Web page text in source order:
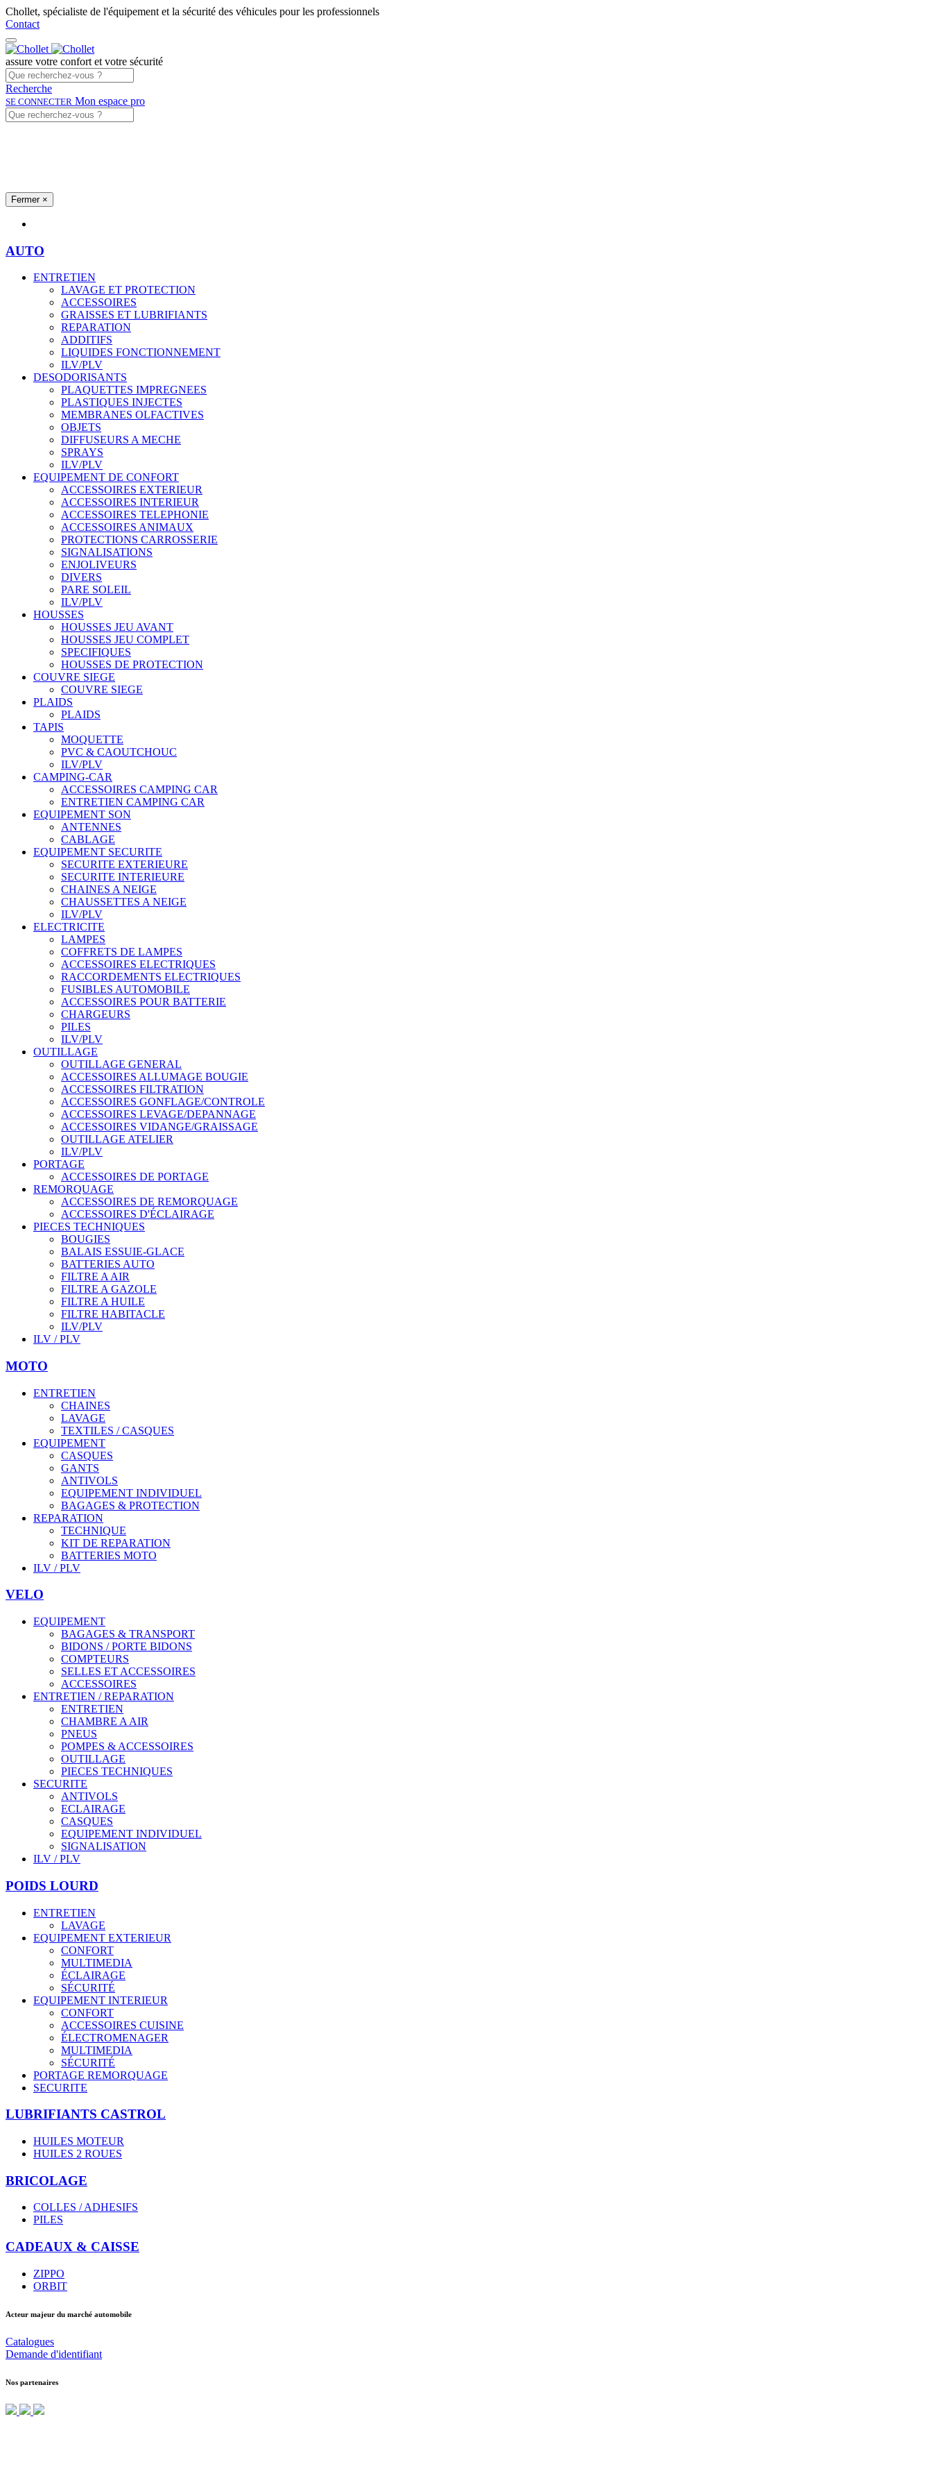
Chollet, spécialiste de l'équipement et la sécurité des véhicules pour les professionnels
Contact
assure votre confort et votre sécurité
Recherche
SE CONNECTER Mon espace pro
Fermer ×
AUTO
ENTRETIEN
LAVAGE ET PROTECTION
ACCESSOIRES
GRAISSES ET LUBRIFIANTS
REPARATION
ADDITIFS
LIQUIDES FONCTIONNEMENT
ILV/PLV
DESODORISANTS
PLAQUETTES IMPREGNEES
PLASTIQUES INJECTES
MEMBRANES OLFACTIVES
OBJETS
DIFFUSEURS A MECHE
SPRAYS
ILV/PLV
EQUIPEMENT DE CONFORT
ACCESSOIRES EXTERIEUR
ACCESSOIRES INTERIEUR
ACCESSOIRES TELEPHONIE
ACCESSOIRES ANIMAUX
PROTECTIONS CARROSSERIE
SIGNALISATIONS
ENJOLIVEURS
DIVERS
PARE SOLEIL
ILV/PLV
HOUSSES
HOUSSES JEU AVANT
HOUSSES JEU COMPLET
SPECIFIQUES
HOUSSES DE PROTECTION
COUVRE SIEGE
COUVRE SIEGE
PLAIDS
PLAIDS
TAPIS
MOQUETTE
PVC & CAOUTCHOUC
ILV/PLV
CAMPING-CAR
ACCESSOIRES CAMPING CAR
ENTRETIEN CAMPING CAR
EQUIPEMENT SON
ANTENNES
CABLAGE
EQUIPEMENT SECURITE
SECURITE EXTERIEURE
SECURITE INTERIEURE
CHAINES A NEIGE
CHAUSSETTES A NEIGE
ILV/PLV
ELECTRICITE
LAMPES
COFFRETS DE LAMPES
ACCESSOIRES ELECTRIQUES
RACCORDEMENTS ELECTRIQUES
FUSIBLES AUTOMOBILE
ACCESSOIRES POUR BATTERIE
CHARGEURS
PILES
ILV/PLV
OUTILLAGE
OUTILLAGE GENERAL
ACCESSOIRES ALLUMAGE BOUGIE
ACCESSOIRES FILTRATION
ACCESSOIRES GONFLAGE/CONTROLE
ACCESSOIRES LEVAGE/DEPANNAGE
ACCESSOIRES VIDANGE/GRAISSAGE
OUTILLAGE ATELIER
ILV/PLV
PORTAGE
ACCESSOIRES DE PORTAGE
REMORQUAGE
ACCESSOIRES DE REMORQUAGE
ACCESSOIRES D'ÉCLAIRAGE
PIECES TECHNIQUES
BOUGIES
BALAIS ESSUIE-GLACE
BATTERIES AUTO
FILTRE A AIR
FILTRE A GAZOLE
FILTRE A HUILE
FILTRE HABITACLE
ILV/PLV
ILV / PLV
MOTO
ENTRETIEN
CHAINES
LAVAGE
TEXTILES / CASQUES
EQUIPEMENT
CASQUES
GANTS
ANTIVOLS
EQUIPEMENT INDIVIDUEL
BAGAGES & PROTECTION
REPARATION
TECHNIQUE
KIT DE REPARATION
BATTERIES MOTO
ILV / PLV
VELO
EQUIPEMENT
BAGAGES & TRANSPORT
BIDONS / PORTE BIDONS
COMPTEURS
SELLES ET ACCESSOIRES
ACCESSOIRES
ENTRETIEN / REPARATION
ENTRETIEN
CHAMBRE A AIR
PNEUS
POMPES & ACCESSOIRES
OUTILLAGE
PIECES TECHNIQUES
SECURITE
ANTIVOLS
ECLAIRAGE
CASQUES
EQUIPEMENT INDIVIDUEL
SIGNALISATION
ILV / PLV
POIDS LOURD
ENTRETIEN
LAVAGE
EQUIPEMENT EXTERIEUR
CONFORT
MULTIMEDIA
ÉCLAIRAGE
SÉCURITÉ
EQUIPEMENT INTERIEUR
CONFORT
ACCESSOIRES CUISINE
ÉLECTROMENAGER
MULTIMEDIA
SÉCURITÉ
PORTAGE REMORQUAGE
SECURITE
LUBRIFIANTS CASTROL
HUILES MOTEUR
HUILES 2 ROUES
BRICOLAGE
COLLES / ADHESIFS
PILES
CADEAUX & CAISSE
ZIPPO
ORBIT
Acteur majeur du marché automobile
Catalogues
Demande d'identifiant
Nos partenaires